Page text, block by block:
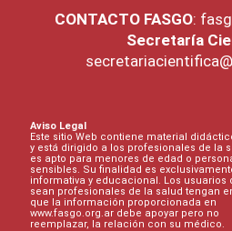
CONTACTO FASGO:
Secretaría
Aviso Legal
Este sitio Web contiene material
y está dirigido a los profesionales de la
es apto para menores de edad o
sensibles. Su finalidad es
informativa y educacional. Los usuarios
sean profesionales de la salud tengan
que la información proporcionada en
www.fasgo.org.ar debe apoyar pero no
reemplazar, la relación con su médico.